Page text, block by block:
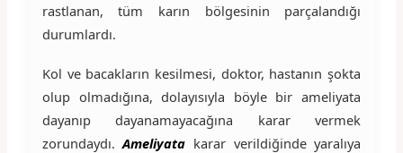
rastlanan, tüm karın bölgesinin parçalandığı
durumlardı.
Kol ve bacakların kesilmesi, doktor, hastanın şokta
olup olmadığına, dolayısıyla böyle bir ameliyata
dayanıp dayanamayacağına karar vermek
zorundaydı.Ameliyata karar verildiğinde yaralıya